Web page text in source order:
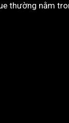
thường nằm